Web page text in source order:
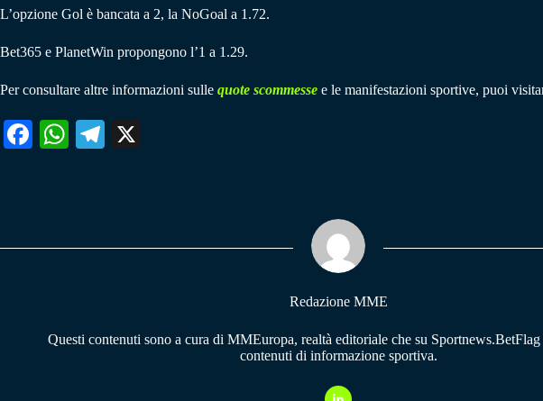
L’opzione Gol è bancata a 2, la NoGoal a 1.72.
Bet365 e PlanetWin propongono l’1 a 1.29.
Per consultare altre informazioni sulle quote scommesse e le manifestazioni sportive, puoi
Fa W
pp
Te
m
Redazione MME
Questi contenuti sono a cura di MMEuropa, realtà editoriale che su
contenuti di informazione sportiva.